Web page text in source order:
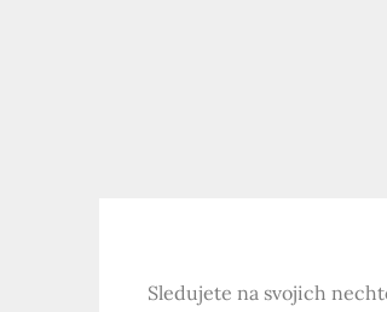
Sledujete na svojich